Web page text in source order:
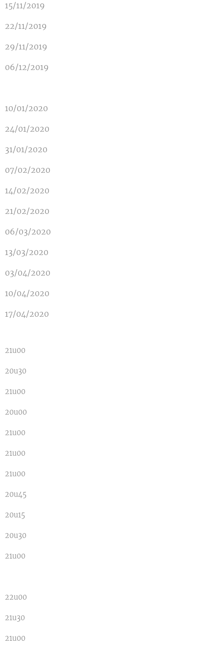
15/11/2019
22/11/2019
29/11/2019
06/12/2019
10/01/2020
24/01/2020
31/01/2020
07/02/2020
14/02/2020
21/02/2020
06/03/2020
13/03/2020
03/04/2020
10/04/2020
17/04/2020
21u00
20u30
21u00
20u00
21u00
21u00
21u00
20u45
20u15
20u30
21u00
22u00
21u30
21u00